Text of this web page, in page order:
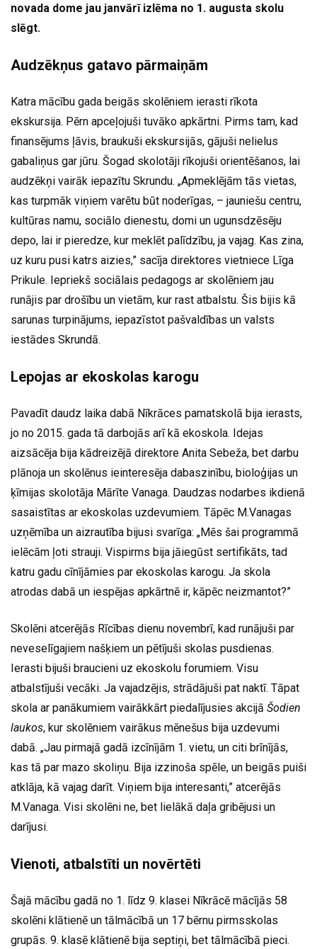
novada dome jau janvārī izlēma no 1. augusta skolu
slēgt.
Audzēkņus gatavo pārmaiņām
Katra mācību gada beigās skolēniem ierasti rīkota
ekskursija. Pērn apceļojuši tuvāko apkārtni. Pirms tam, kad
finansējums ļāvis, braukuši ekskursijās, gājuši nelielus
gabaliņus gar jūru. Šogad skolotāji rīkojuši orientēšanos, lai
audzēkņi vairāk iepazītu Skrundu. „Apmeklējām tās vietas,
kas turpmāk viņiem varētu būt noderīgas, – jauniešu centru,
kultūras namu, sociālo dienestu, domi un ugunsdzēsēju
depo, lai ir pieredze, kur meklēt palīdzību, ja vajag. Kas zina,
uz kuru pusi katrs aizies,” sacīja direktores vietniece Līga
Prikule. Iepriekš sociālais pedagogs ar skolēniem jau
runājis par drošību un vietām, kur rast atbalstu. Šis bijis kā
sarunas turpinājums, iepazīstot pašvaldības un valsts
iestādes Skrundā.
Lepojas ar ekoskolas karogu
Pavadīt daudz laika dabā Nīkrāces pamatskolā bija ierasts,
jo no 2015. gada tā darbojās arī kā ekoskola. Idejas
aizsācēja bija kādreizējā direktore Anita Sebeža, bet darbu
plānoja un skolēnus ieinteresēja dabaszinību, bioloģijas un
ķīmijas skolotāja Mārīte Vanaga. Daudzas nodarbes ikdienā
sasaistītas ar ekoskolas uzdevumiem. Tāpēc M.Vanagas
uzņēmība un aizrautība bijusi svarīga: „Mēs šai programmā
ielēcām ļoti strauji. Vispirms bija jāiegūst sertifikāts, tad
katru gadu cīnījāmies par ekoskolas karogu. Ja skola
atrodas dabā un iespējas apkārtnē ir, kāpēc neizmantot?”
Skolēni atcerējās Rīcības dienu novembrī, kad runājuši par
neveselīgajiem našķiem un pētījuši skolas pusdienas.
Ierasti bijuši braucieni uz ekoskolu forumiem. Visu
atbalstījuši vecāki. Ja vajadzējis, strādājuši pat naktī. Tāpat
skola ar panākumiem vairākkārt piedalījusies akcijā Šodien
laukos, kur skolēniem vairākus mēnešus bija uzdevumi
dabā. „Jau pirmajā gadā izcīnījām 1. vietu, un citi brīnījās,
kas tā par mazo skoliņu. Bija izzinoša spēle, un beigās puiši
atklāja, kā vajag darīt. Viņiem bija interesanti,” atcerējās
M.Vanaga. Visi skolēni ne, bet lielākā daļa gribējusi un
darījusi.
Vienoti, atbalstīti un novērtēti
Šajā mācību gadā no 1. līdz 9. klasei Nīkrācē mācījās 58
skolēni klātienē un tālmācībā un 17 bērnu pirmsskolas
grupās. 9. klasē klātienē bija septiņi, bet tālmācībā pieci.